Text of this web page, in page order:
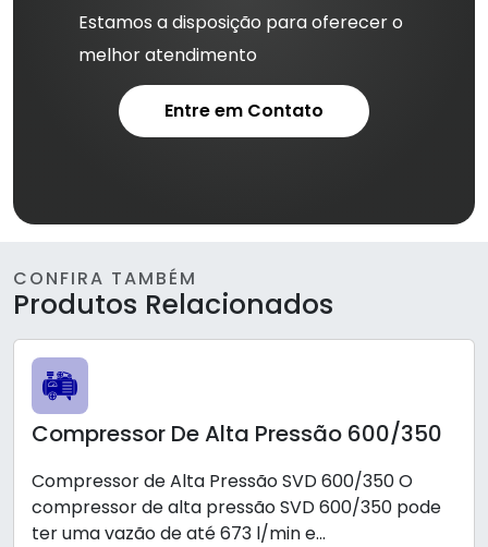
Estamos a disposição para oferecer o
melhor atendimento
Entre em Contato
CONFIRA TAMBÉM
Produtos Relacionados
Compressor De Alta Pressão 600/350
Compressor de Alta Pressão SVD 600/350 O
compressor de alta pressão SVD 600/350 pode
ter uma vazão de até 673 l/min e...